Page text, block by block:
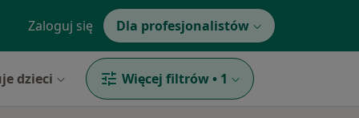
Zaloguj się Dla profesjonalistów
dzieci Więcej filtrów • 1